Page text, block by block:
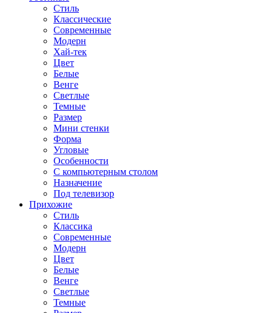
Стиль
Классические
Современные
Модерн
Хай-тек
Цвет
Белые
Венге
Светлые
Темные
Размер
Мини стенки
Форма
Угловые
Особенности
С компьютерным столом
Назначение
Под телевизор
Прихожие
Стиль
Классика
Современные
Модерн
Цвет
Белые
Венге
Светлые
Темные